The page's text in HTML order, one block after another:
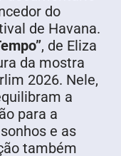
do
de Havana.
, de Eliza
da mostra
2026. Nele,
a
para a
e as
também